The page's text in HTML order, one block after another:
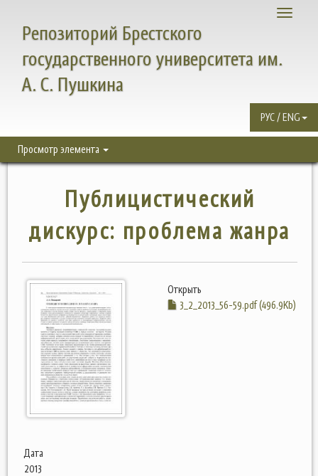
Toggle
Репозиторий Брестского
государственного университета им.
А. С. Пушкина
РУС / ENG
Просмотр элемента
Публицистический
дискурс: проблема жанра
Открыть
3_2_2013_56-59.pdf (496.9Kb)
Дата
2013